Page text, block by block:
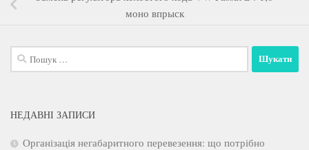
моно впрыск
Пошук:
НЕДАВНІ ЗАПИСИ
Організація негабаритного перевезення: що потрібно